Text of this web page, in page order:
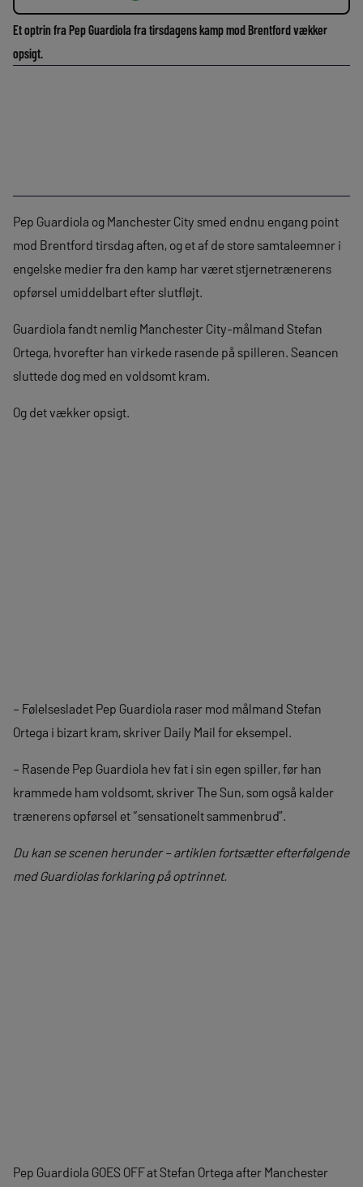
Et optrin fra Pep Guardiola fra tirsdagens kamp mod Brentford vækker
opsigt.
Pep Guardiola og Manchester City smed endnu engang point
mod Brentford tirsdag aften, og et af de store samtaleemner i
engelske medier fra den kamp har været stjernetrænerens
opførsel umiddelbart efter slutfløjt.
Guardiola fandt nemlig Manchester City-målmand Stefan
Ortega, hvorefter han virkede rasende på spilleren. Seancen
sluttede dog med en voldsomt kram.
Og det vækker opsigt.
– Følelsesladet Pep Guardiola raser mod målmand Stefan
Ortega i bizart kram, skriver Daily Mail for eksempel.
– Rasende Pep Guardiola hev fat i sin egen spiller, før han
krammede ham voldsomt, skriver The Sun, som også kalder
trænerens opførsel et “sensationelt sammenbrud”.
Du kan se scenen herunder – artiklen fortsætter efterfølgende
med Guardiolas forklaring på optrinnet.
Pep Guardiola GOES OFF at Stefan Ortega after Manchester